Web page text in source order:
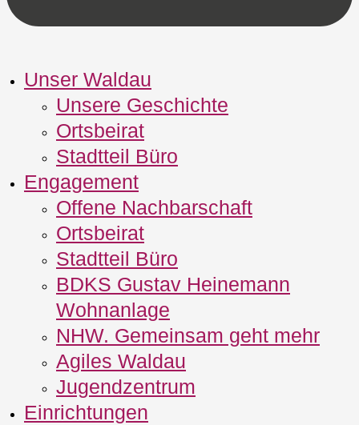
Unser Waldau
Unsere Geschichte
Ortsbeirat
Stadtteil Büro
Engagement
Offene Nachbarschaft
Ortsbeirat
Stadtteil Büro
BDKS Gustav Heinemann
Wohnanlage
NHW. Gemeinsam geht mehr
Agiles Waldau
Jugendzentrum
Einrichtungen